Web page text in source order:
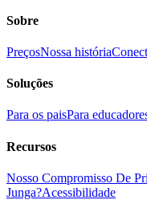
Sobre
PreçosNossa história
Soluções
Para os paisPara
Recursos
Nosso Compromisso De
Junga?Acessibilidade